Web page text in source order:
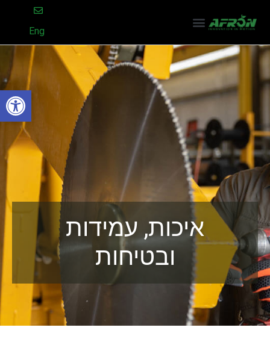
פתח
Eng
איכות, עמידות
ובטיחות